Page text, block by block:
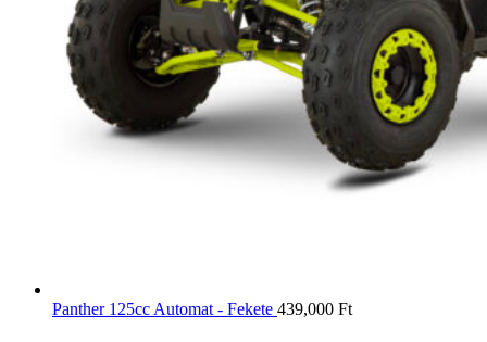
Panther 125cc Automat - Fekete 439,000 Ft